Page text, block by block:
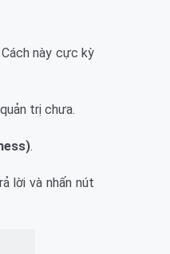
này cực kỳ
trị chưa.
.
lời và nhấn nút